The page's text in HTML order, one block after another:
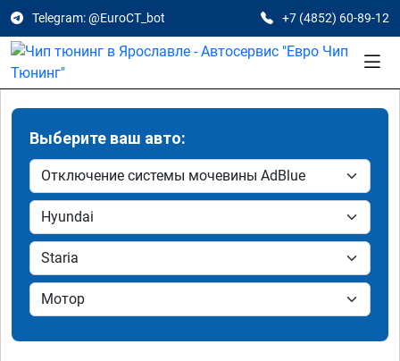
Telegram: @EuroCT_bot +7 (4852) 60-89-12
Выберите ваш авто: